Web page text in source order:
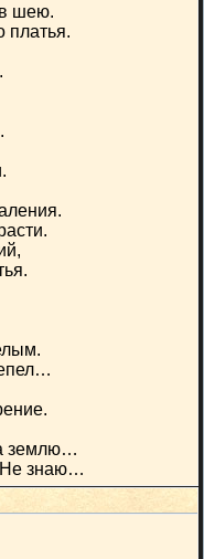
шею.
землю…
Не знаю…